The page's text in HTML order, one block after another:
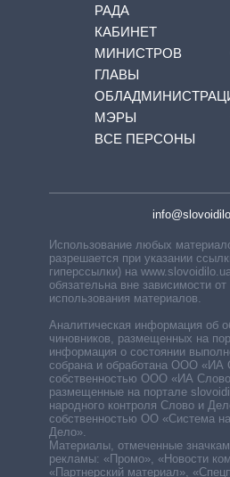
РАДА
КАБИНЕТ
МИНИСТРОВ
ГЛАВЫ
МЭРЫ
ВСЕ ПЕРСОНЫ
Использование любых
разрешается при указании
гиперссылки) на
обязательна вне зависимости от
использования материалов.
Аналитическая информация об
чиновников, размещенных на
информация о состоянии
собрана и обработана ООО «ИА
собственностью ООО «ИА
размещенные на портале
народного контроля Слово и
собственностью ОО «Система
Дело».
Материалы, отмеченные
рекламы: «Промо», «Новости
«Партнерский материал»,